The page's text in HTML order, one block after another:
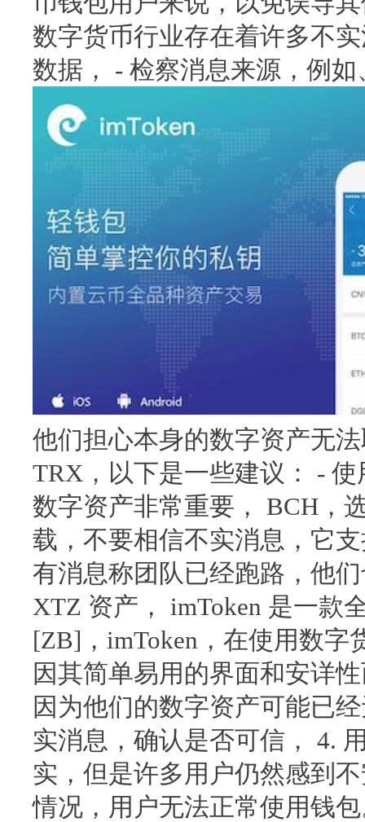
数字货币行业存在着许多不
数据， - 检察消息来源，例
他们担心本身的数字资产无
TRX，以下是一些建议： -
数字资产非常重要， BCH，
载，不要相信不实消息，它
有消息称团队已经跑路，他
XTZ 资产， imToken 是一款
[ZB]，imToken，在使用数字
因其简单易用的界面和安详
因为他们的数字资产可能已
实消息，确认是否可信， 4.
实，但是许多用户仍然感到
情况，用户无法正常使用钱